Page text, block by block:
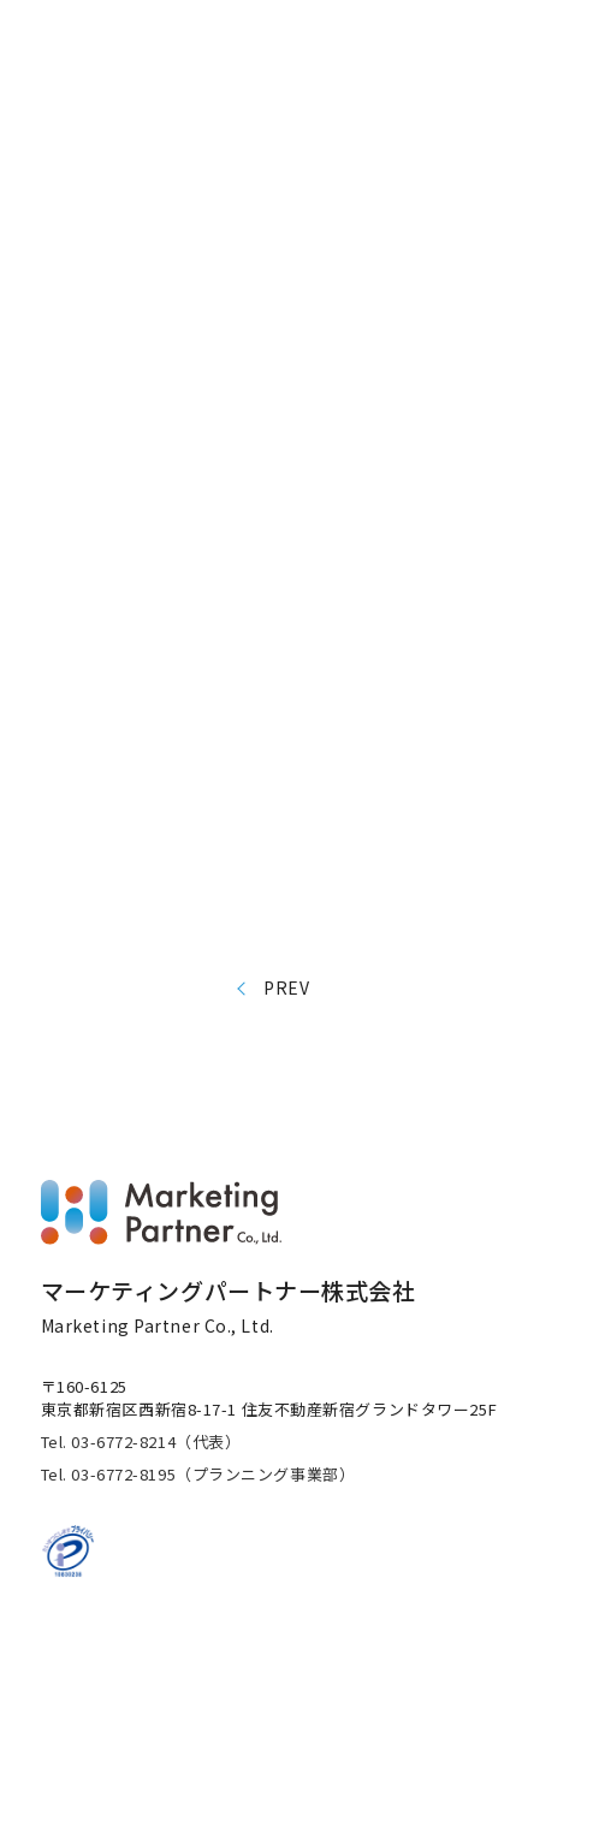
PREV
マーケティングパートナー株式会社
Marketing Partner Co., Ltd.
〒160-6125
東京都新宿区西新宿8-17-1 住友不動産新宿グランドタワー25F
Tel. 03-6772-8214（代表）
Tel. 03-6772-8195（プランニング事業部）